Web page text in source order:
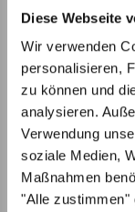
Diese Webseite
Wir verwenden
personalisieren,
zu können und
analysieren.
Verwendung
soziale Medien,
Maßnahmen
"Alle zustimmen"